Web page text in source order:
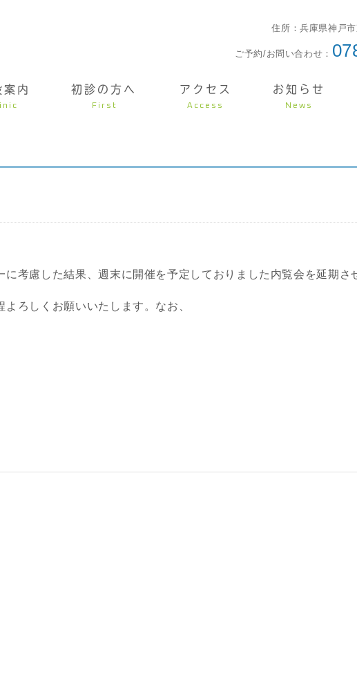
住所：兵庫県神戸
ご予約/お問い合わせ：
案内 初診の方へ
First
アクセス
Access
お知らせ
News
考慮した結果、週末に開催を予定しておりました内覧会を延期さ
ろしくお願いいたします。なお、